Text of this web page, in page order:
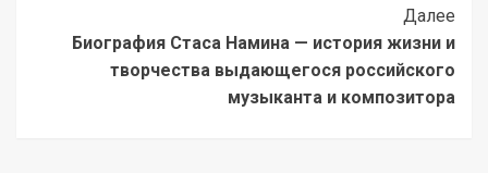
Далее
Биография Стаса Намина — история жизни и
творчества выдающегося российского
музыканта и композитора